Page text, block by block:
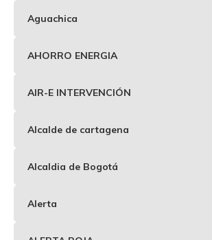
Aguachica
AHORRO ENERGIA
AIR-E INTERVENCIÓN
Alcalde de cartagena
Alcaldia de Bogotá
Alerta